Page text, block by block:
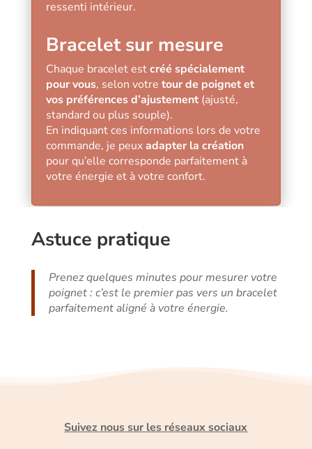
ressenti intérieur.
Bracelet sur mesure
Chaque bracelet estcréé spécialement
pour vous, selon votre tour de poignet et
vos préférences d’ajustement(ajusté,
standard ou plus souple).
En indiquant ces informations lors de votre
commande, je peuxadapter la création
pour qu’elle corresponde parfaitement à
votre énergie et à votre confort.
Astuce pratique
Prenez quelques minutes pour mesurer votre
poignet : c’est le premier pas vers un bracelet
parfaitement aligné à votre énergie.
Suivez nous sur les réseaux sociaux